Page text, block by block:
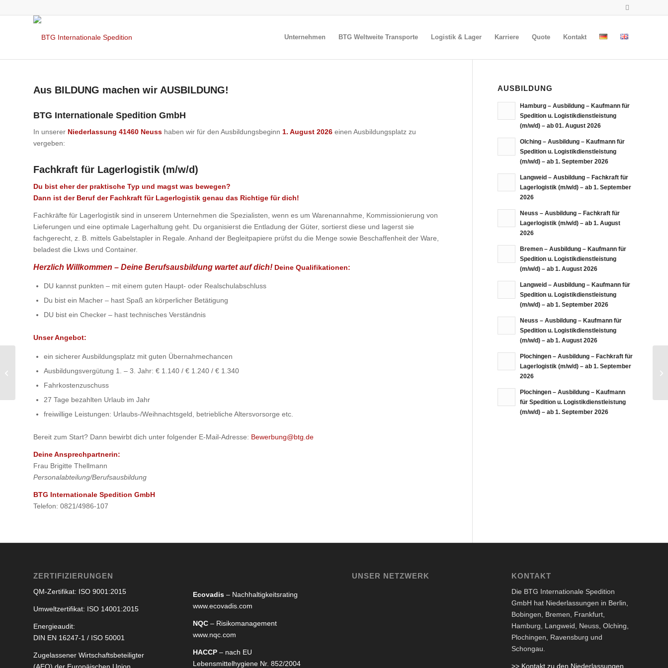
Unternehmen BTG Weltweite Transporte Logistik & Lager Karriere Quote Kontakt
Aus BILDUNG machen wir AUSBILDUNG!
BTG Internationale Spedition GmbH
In unserer Niederlassung 41460 Neuss haben wir für den Ausbildungsbeginn 1. August 2026 einen Ausbildungsplatz zu
vergeben:
Fachkraft für Lagerlogistik (m/w/d)
Du bist eher der praktische Typ und magst was bewegen?
Dann ist der Beruf der Fachkraft für Lagerlogistik genau das Richtige für dich!
Fachkräfte für Lagerlogistik sind in unserem Unternehmen die Spezialisten, wenn es um Warenannahme, Kommissionierung von
Lieferungen und eine optimale Lagerhaltung geht. Du organisierst die Entladung der Güter, sortierst diese und lagerst sie
fachgerecht, z. B. mittels Gabelstapler in Regale. Anhand der Begleitpapiere prüfst du die Menge sowie Beschaffenheit der Ware,
beladest die Lkws und Container.
Herzlich Willkommen – Deine Berufsausbildung wartet auf dich! Deine Qualifikationen:
DU kannst punkten – mit einem guten Haupt- oder Realschulabschluss
Du bist ein Macher – hast Spaß an körperlicher Betätigung
DU bist ein Checker – hast technisches Verständnis
Unser Angebot:
ein sicherer Ausbildungsplatz mit guten Übernahmechancen
Ausbildungsvergütung 1. – 3. Jahr: € 1.140 / € 1.240 / € 1.340
Fahrkostenzuschuss
27 Tage bezahlten Urlaub im Jahr
freiwillige Leistungen: Urlaubs-/Weihnachtsgeld, betriebliche Altersvorsorge etc.
Bereit zum Start? Dann bewirbt dich unter folgender E-Mail-Adresse: Bewerbung@btg.de
Deine Ansprechpartnerin:
Frau Brigitte Thellmann
Personalabteilung/Berufsausbildung
BTG Internationale Spedition GmbH
Telefon: 0821/4986-107
AUSBILDUNG
Hamburg – Ausbildung – Kaufmann für
Spedition u. Logistikdienstleistung
(m/w/d) – ab 01. August 2026
Olching – Ausbildung – Kaufmann für
Spedition u. Logistikdienstleistung
(m/w/d) – ab 1. September 2026
Langweid – Ausbildung – Fachkraft für
Lagerlogistik (m/w/d) – ab 1. September
2026
Neuss – Ausbildung – Fachkraft für
Lagerlogistik (m/w/d) – ab 1. August
2026
Bremen – Ausbildung – Kaufmann für
Spedition u. Logistikdienstleistung
(m/w/d) – ab 1. August 2026
Langweid – Ausbildung – Kaufmann für
Spedition u. Logistikdienstleistung
(m/w/d) – ab 1. September 2026
Neuss – Ausbildung – Kaufmann für
Spedition u. Logistikdienstleistung
(m/w/d) – ab 1. August 2026
Plochingen – Ausbildung – Fachkraft für
Lagerlogistik (m/w/d) – ab 1. September
2026
Plochingen – Ausbildung – Kaufmann
für Spedition u. Logistikdienstleistung
(m/w/d) – ab 1. September 2026
ZERTIFIZIERUNGEN
QM-Zertifikat: ISO 9001:2015
Umweltzertifikat: ISO 14001:2015
Energieaudit:
DIN EN 16247-1 / ISO 50001
Zugelassener Wirtschaftsbeteiligter
(AEO) der Europäischen Union
Ecovadis– Nachhaltigkeitsrating
www.ecovadis.com
NQC– Risikomanagement
www.nqc.com
HACCP– nach EU
Lebensmittelhygiene Nr. 852/2004
UNSER NETZWERK KONTAKT
Die BTG Internationale Spedition
GmbH hat Niederlassungen in Berlin,
Bobingen, Bremen, Frankfurt,
Hamburg, Langweid, Neuss, Olching,
Plochingen, Ravensburg und
Schongau.
>> Kontakt zu den Niederlassungen
Bremen – Ausbildung –
Kaufmann für Spedition
Logistikdienstleistung...